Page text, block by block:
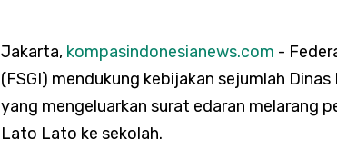
Jakarta, kompasindonesianews.com -
(FSGI) mendukung kebijakan sejumlah
yang mengeluarkan surat edaran melarang
Lato Lato ke sekolah.